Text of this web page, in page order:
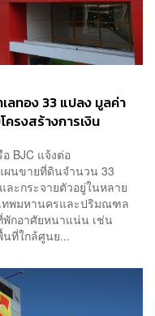
ลทอง 33 แปลง มูลค่า
รงสร้างการเงิน
BJC แจ้งต่อ
ผนขายที่ดินจำนวน 33
ะกระจายตัวอยู่ในหลาย
ทพมหานครและปริมณฑล
กอาศัยหนาแน่น เช่น
ที่ใกล้ศูนย...